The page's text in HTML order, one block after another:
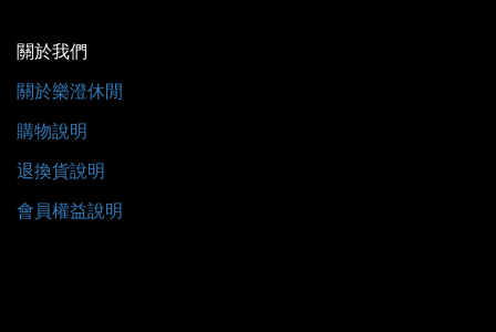
關於我們
關於樂澄休閒
購物說明
退換貨說明
會員權益說明